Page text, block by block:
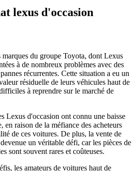
lexus d'occasion
marques du groupe Toyota, dont Lexus
à de nombreux problèmes avec des
récurrentes. Cette situation a eu un
résiduelle de leurs véhicules haut de
à reprendre sur le marché de
Lexus d'occasion ont connu une baisse
en raison de la méfiance des acheteurs
de ces voitures. De plus, la vente de
un véritable défi, car les pièces de
sont souvent rares et coûteuses.
les amateurs de voitures haut de